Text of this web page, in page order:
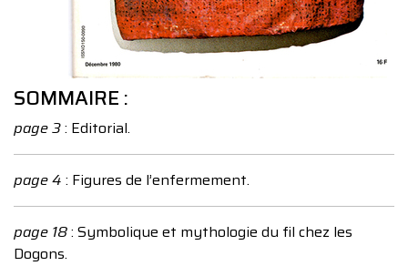
SOMMAIRE :
page 3: Editorial.
page 4 : Figures de l’enfermement.
page 18: Symbolique et mythologie du fil chez les
Dogons.